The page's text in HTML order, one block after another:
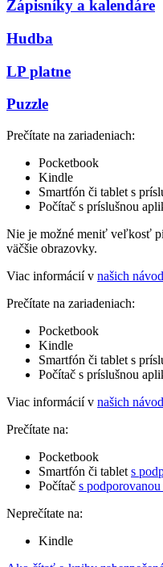
Zápisníky a kalendáre
Hudba
LP platne
Puzzle
Prečítate na zariadeniach:
Pocketbook
Kindle
Smartfón či tablet s
Počítač s príslušnou
Nie je možné meniť veľkosť
väčšie obrazovky.
Viac informácií v našich
Prečítate na zariadeniach:
Pocketbook
Kindle
Smartfón či tablet s
Počítač s príslušnou
Viac informácií v našich
Prečítate na:
Pocketbook
Smartfón či tablet s
Počítač s
Neprečítate na:
Kindle